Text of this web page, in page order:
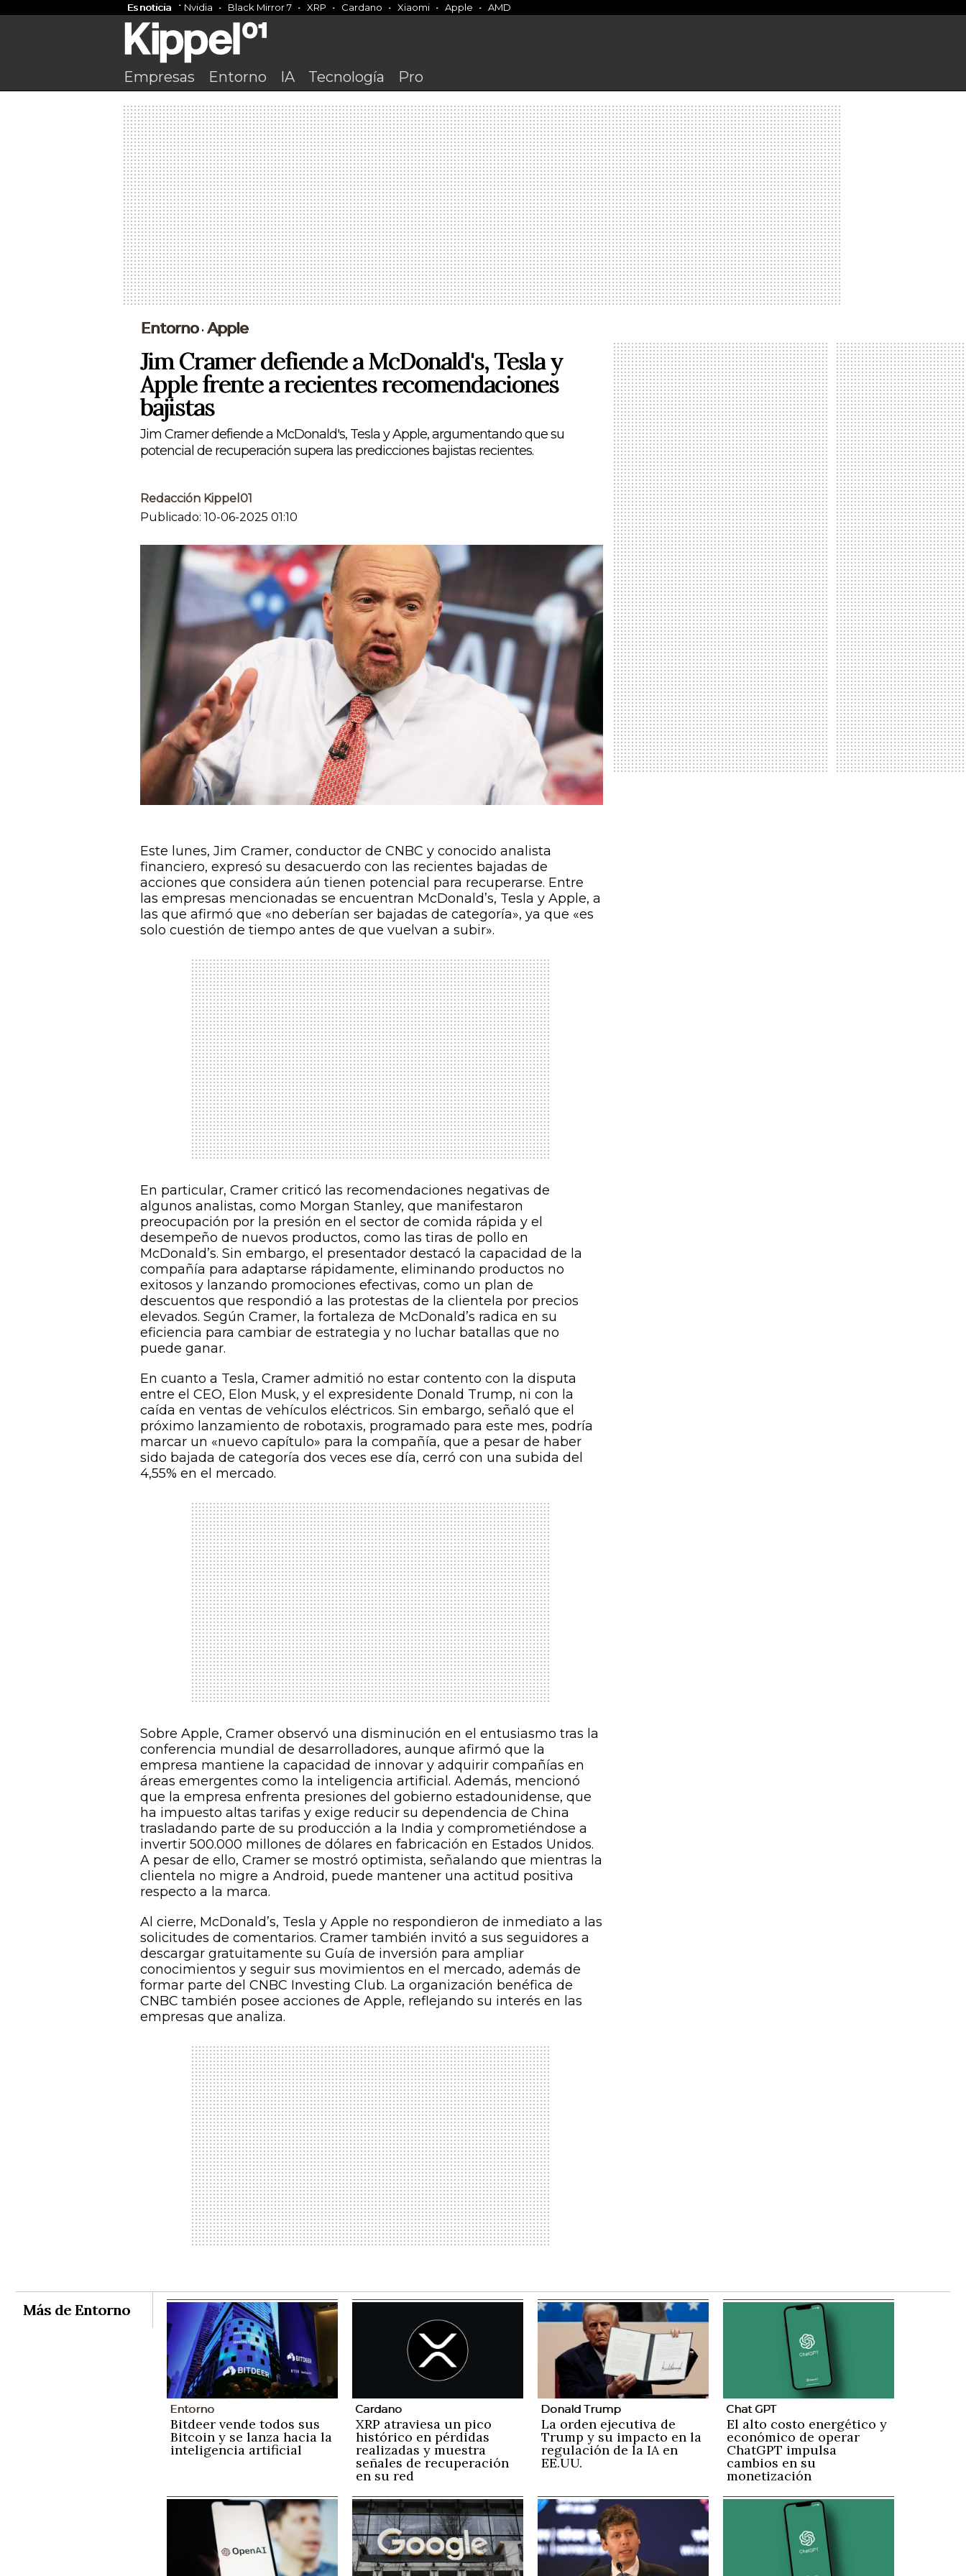
Es noticia Nvidia Black Mirror 7 XRP Cardano Xiaomi Apple AMD
Empresas Entorno IA Tecnología Pro
Entorno• Apple
Jim Cramer defiende a McDonald's, Tesla y
Apple frente a recientes recomendaciones
bajistas
Jim Cramer defiende a McDonald's, Tesla y Apple, argumentando que su
potencial de recuperación supera las predicciones bajistas recientes.
Redacción Kippel01
Publicado: 10-06-2025 01:10
Este lunes, Jim Cramer, conductor de CNBC y conocido analista
financiero, expresó su desacuerdo con las recientes bajadas de
acciones que considera aún tienen potencial para recuperarse. Entre
las empresas mencionadas se encuentran McDonald’s, Tesla y Apple, a
las que afirmó que «no deberían ser bajadas de categoría», ya que «es
solo cuestión de tiempo antes de que vuelvan a subir».
En particular, Cramer criticó las recomendaciones negativas de
algunos analistas, como Morgan Stanley, que manifestaron
preocupación por la presión en el sector de comida rápida y el
desempeño de nuevos productos, como las tiras de pollo en
McDonald’s. Sin embargo, el presentador destacó la capacidad de la
compañía para adaptarse rápidamente, eliminando productos no
exitosos y lanzando promociones efectivas, como un plan de
descuentos que respondió a las protestas de la clientela por precios
elevados. Según Cramer, la fortaleza de McDonald’s radica en su
eficiencia para cambiar de estrategia y no luchar batallas que no
puede ganar.
En cuanto a Tesla, Cramer admitió no estar contento con la disputa
entre el CEO, Elon Musk, y el expresidente Donald Trump, ni con la
caída en ventas de vehículos eléctricos. Sin embargo, señaló que el
próximo lanzamiento de robotaxis, programado para este mes, podría
marcar un «nuevo capítulo» para la compañía, que a pesar de haber
sido bajada de categoría dos veces ese día, cerró con una subida del
4,55% en el mercado.
Sobre Apple, Cramer observó una disminución en el entusiasmo tras la
conferencia mundial de desarrolladores, aunque afirmó que la
empresa mantiene la capacidad de innovar y adquirir compañías en
áreas emergentes como la inteligencia artificial. Además, mencionó
que la empresa enfrenta presiones del gobierno estadounidense, que
ha impuesto altas tarifas y exige reducir su dependencia de China
trasladando parte de su producción a la India y comprometiéndose a
invertir 500.000 millones de dólares en fabricación en Estados Unidos.
A pesar de ello, Cramer se mostró optimista, señalando que mientras la
clientela no migre a Android, puede mantener una actitud positiva
respecto a la marca.
Al cierre, McDonald’s, Tesla y Apple no respondieron de inmediato a las
solicitudes de comentarios. Cramer también invitó a sus seguidores a
descargar gratuitamente su Guía de inversión para ampliar
conocimientos y seguir sus movimientos en el mercado, además de
formar parte del CNBC Investing Club. La organización benéfica de
CNBC también posee acciones de Apple, reflejando su interés en las
empresas que analiza.
Más de Entorno
Entorno
Bitdeer vende todos sus
Bitcoin y se lanza hacia la
inteligencia artificial
Cardano
XRP atraviesa un pico
histórico en pérdidas
realizadas y muestra
señales de recuperación
en su red
Donald Trump
La orden ejecutiva de
Trump y su impacto en la
regulación de la IA en
EE.UU.
Chat GPT
El alto costo energético y
económico de operar
ChatGPT impulsa
cambios en su
monetización